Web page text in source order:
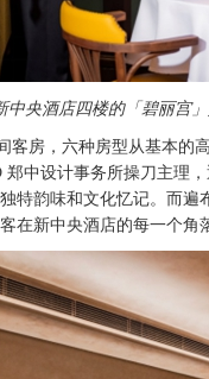
中央酒店四楼的「碧丽宫
客房，六种房型从基本的
中设计事务所操刀主理
特韵味和文化忆记。而
在新中央酒店的每一个角